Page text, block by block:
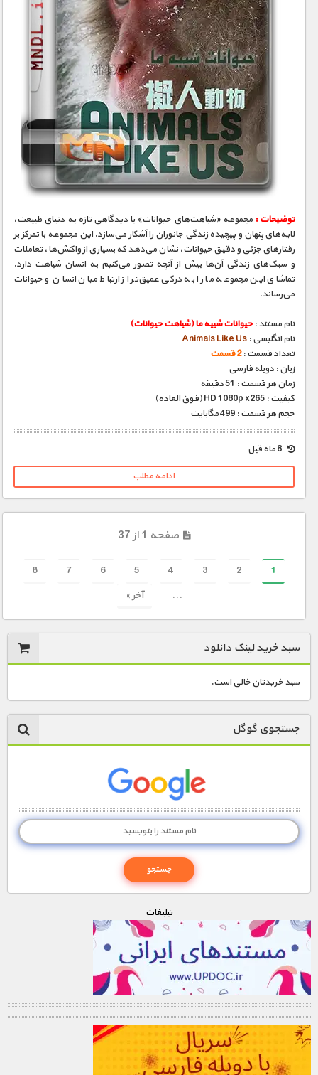
توضیحات :مجموعه «شباهت‌های حیوانات» با دیدگاهی تازه به دنیای طبیعت،
لایه‌های پنهان و پیچیده زندگی جانوران را آشکار می‌سازد. این مجموعه با تمرکز بر
رفتارهای جزئی و دقیق حیوانات، نشان می‌دهد که بسیاری از واکنش‌ها، تعاملات
و سبک‌های زندگی آن‌ها بیش از آنچه تصور می‌کنیم به انسان شباهت دارد.
تماشای این مجموعه ما را به درکی عمیق‌تر از ارتباط میان انسان و حیوانات
می‌رساند.
نام مستند : حیوانات شبیه ما (شباهت حیوانات)
نام انگلیسی : Animals Like Us
تعداد قسمت :2 قسمت
زبان : دوبله فارسی
زمان هر قسمت : 51 دقیقه
کیفیت : HD 1080p x265 (فوق العاده)
حجم هر قسمت : 499 مگابایت
ادامه مطلب
صفحه 1 از 37
1
2
3
4
5
6
7
8
...
آخر »
سبد خرید لینک دانلود
سبد خریدتان خالی است.
جستجوی گوگل
تبليغات